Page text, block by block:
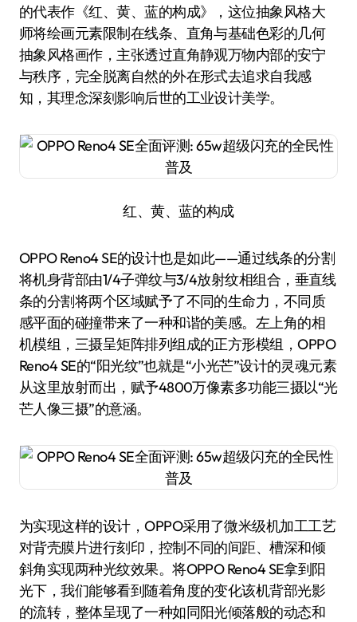
的代表作《红、黄、蓝的构成》，这位抽象风格大
师将绘画元素限制在线条、直角与基础色彩的几何
抽象风格画作，主张透过直角静观万物内部的安宁
与秩序，完全脱离自然的外在形式去追求自我感
知，其理念深刻影响后世的工业设计美学。
红、黄、蓝的构成
OPPO Reno4 SE的设计也是如此——通过线条的分割
将机身背部由1/4子弹纹与3/4放射纹相组合，垂直线
条的分割将两个区域赋予了不同的生命力，不同质
感平面的碰撞带来了一种和谐的美感。左上角的相
机模组，三摄呈矩阵排列组成的正方形模组，OPPO
Reno4 SE的“阳光纹”也就是“小光芒”设计的灵魂元素
从这里放射而出，赋予4800万像素多功能三摄以“光
芒人像三摄”的意涵。
为实现这样的设计，OPPO采用了微米级机加工工艺
对背壳膜片进行刻印，控制不同的间距、槽深和倾
斜角实现两种光纹效果。将OPPO Reno4 SE拿到阳
光下，我们能够看到随着角度的变化该机背部光影
的流转，整体呈现了一种如同阳光倾落般的动态和